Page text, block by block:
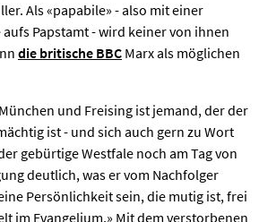
Als «papabile» - also mit einer
Papstamt - wird keiner von ihnen
die britische BBC Marx als möglichen
und Freising ist jemand, der der
ist - und sich auch gern zu Wort
gebürtige Westfale noch am Tag von
deutlich, was er vom Nachfolger
Persönlichkeit sein, die mutig ist, frei
im Evangelium.» Mit dem verstorbenen